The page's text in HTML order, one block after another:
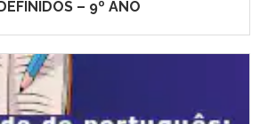
DEFINIDOS – 9º ANO